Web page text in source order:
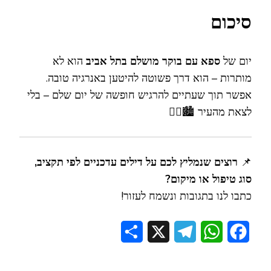
סיכום
יום של ספא עם בוקר מושלם בתל אביב הוא לא
מותרות – הוא דרך פשוטה להיטען באנרגיה טובה.
אפשר תוך שעתיים להרגיש חופשה של יום שלם – בלי
לצאת מהעיר 🏙️💆‍♀️
📌 רוצים שנמליץ לכם על דילים עדכניים לפי תקציב,
סוג טיפול או מיקום?
כתבו לנו בתגובות ונשמח לעזור!
Facebook
WhatsApp
Telegram